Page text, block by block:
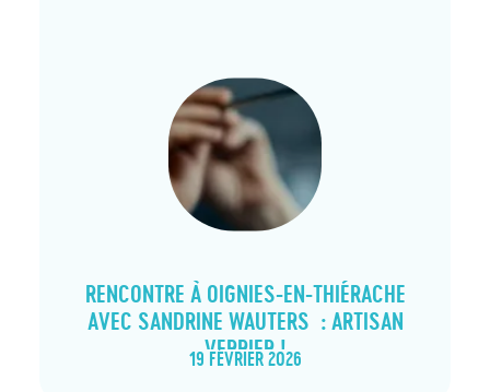
19 FÉVRIER 2026
RENCONTRE À OIGNIES-EN-THIÉRACHE
AVEC SANDRINE WAUTERS : ARTISAN
VERRIER !